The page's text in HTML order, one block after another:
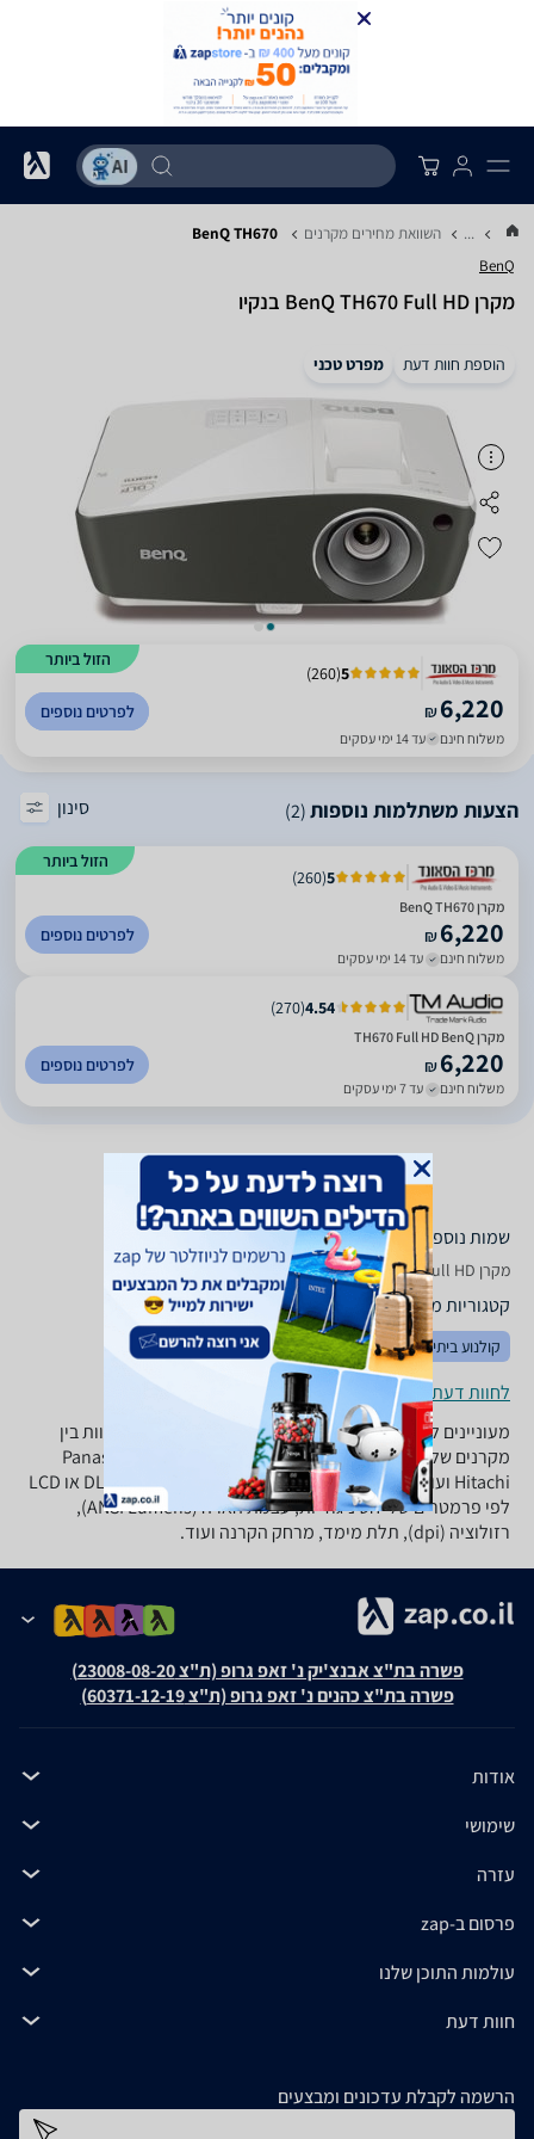
... השוואת מחירים מקרנים BenQ TH670
BenQ
מקרן BenQ TH670 Full HD בנקיו
הוספת חוות דעת מפרט טכני
הזול ביותר
5
(
260
)
₪6,220
משלוח חינם עד 14 ימי עסקים
לפרטים נוספים
הצעות משתלמות נוספות(2) סינון
הזול ביותר
5
(
260
)
מקרן BenQ TH670
₪6,220
משלוח חינם עד 14 ימי עסקים
לפרטים נוספים
4.54
(
270
)
מקרן TH670 Full HD BenQ
₪6,220
משלוח חינם עד 7 ימי עסקים
לפרטים נוספים
שמות נוספים לדגם
מקרן BenQ TH 670 Full HD בנקיו, TH670 בנקיו , בנקיו TH670
קטגוריות משלימות
קולנוע ביתי טלויזיות מתקני תלייה
לחוות דעת ופרטי החנויות
מעוניינים לרכוש מקרן? ב-zap השוואת מחירים תוכלו להשוות בין
מקרנים של מיטב היצרנים: BenQ, טושיבה, Panasonic, Epson,
Hitachi ועוד. התאימו את סוג המקרן האידיאלי עבורכם: DLP או LCD
לפי פרמטרים של יחס ניגודיות, עצמת הארה (ANSI Lumens),
רזולוציה (dpi), תלת מימד, מרחק הקרנה ועוד.
פשרה בת"צ אבנצ'יק נ' זאפ גרופ (ת"צ 23008-08-20)
פשרה בת"צ כהנים נ' זאפ גרופ (ת"צ 60371-12-19)
אודות
שימושי
עזרה
פרסום ב-zap
עולמות התוכן שלנו
חוות דעת
הרשמה לקבלת עדכונים ומבצעים